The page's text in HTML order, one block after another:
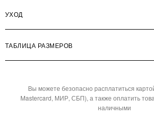
Вы можете безопасно расплатиться
Mastercard, МИР, СБП), а также оплатить
наличными
УХОД
ТАБЛИЦА РАЗМЕРОВ